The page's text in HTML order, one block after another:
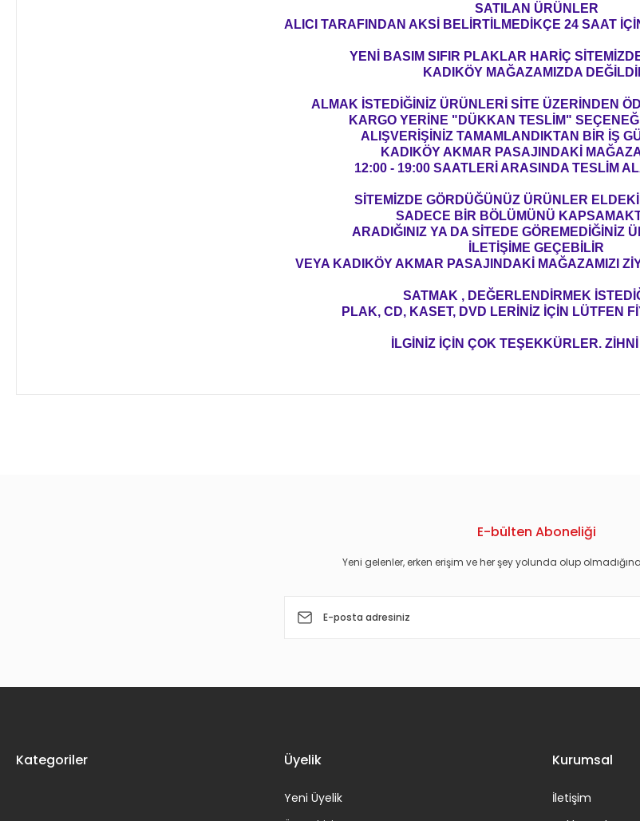
SATILAN ÜRÜNLER
ALICI TARAFINDAN AKSİ BELİRTİLMEDİKÇE 24 SAAT
YENİ BASIM SIFIR PLAKLAR HARİÇ
KADIKÖY MAĞAZAMIZDA
ALMAK İSTEDİĞİNİZ ÜRÜNLERİ SİTE ÜZERİNDEN
KARGO YERİNE "DÜKKAN TESLİM"
ALIŞVERİŞİNİZ TAMAMLANDIKTAN BİR İŞ
KADIKÖY AKMAR PASAJINDAKİ
12:00 - 19:00 SAATLERİ ARASINDA TESLİM
SİTEMİZDE GÖRDÜĞÜNÜZ ÜRÜNLER ELDEKİ
SADECE BİR BÖLÜMÜNÜ
ARADIĞINIZ YA DA SİTEDE GÖREMEDİĞİNİZ
İLETİŞİME GEÇEBİLİR
VEYA KADIKÖY AKMAR PASAJINDAKİ MAĞAZAMIZI
SATMAK , DEĞERLENDİRMEK
PLAK, CD, KASET, DVD LERİNİZ İÇİN LÜTFEN
İLGİNİZ İÇİN ÇOK TEŞEKKÜRLER.
E-bülten Aboneliği
Yeni gelenler, erken erişim ve her şey yolunda olup
Kategoriler Üyelik
Yeni Üyelik
Kurumsal
İletişim